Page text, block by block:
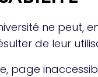
ne
de leur
page